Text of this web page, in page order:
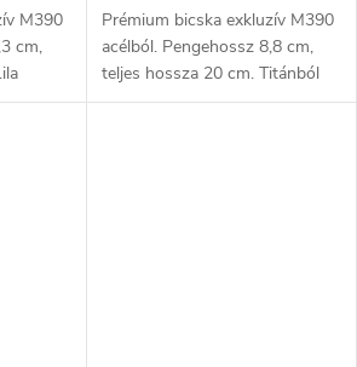
M390
cm,
Prémium bicska exkluzív M390
acélból. Pengehossz 8,8 cm,
teljes hossza 20 cm. Titánból
készült markolat és barna